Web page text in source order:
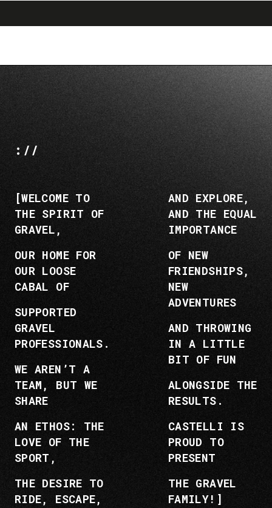
springen
springen
://
[WELCOME TO
THE SPIRIT OF
GRAVEL,
OUR HOME FOR
OUR LOOSE
CABAL OF
SUPPORTED
GRAVEL
PROFESSIONALS.
WE AREN’T A
TEAM, BUT WE
SHARE
AN ETHOS: THE
LOVE OF THE
SPORT,
THE DESIRE TO
RIDE, ESCAPE,
AND EXPLORE,
AND THE EQUAL
IMPORTANCE
OF NEW
FRIENDSHIPS,
NEW
ADVENTURES
AND THROWING
IN A LITTLE
BIT OF FUN
ALONGSIDE THE
RESULTS.
CASTELLI IS
PROUD TO
PRESENT
THE GRAVEL
FAMILY!]